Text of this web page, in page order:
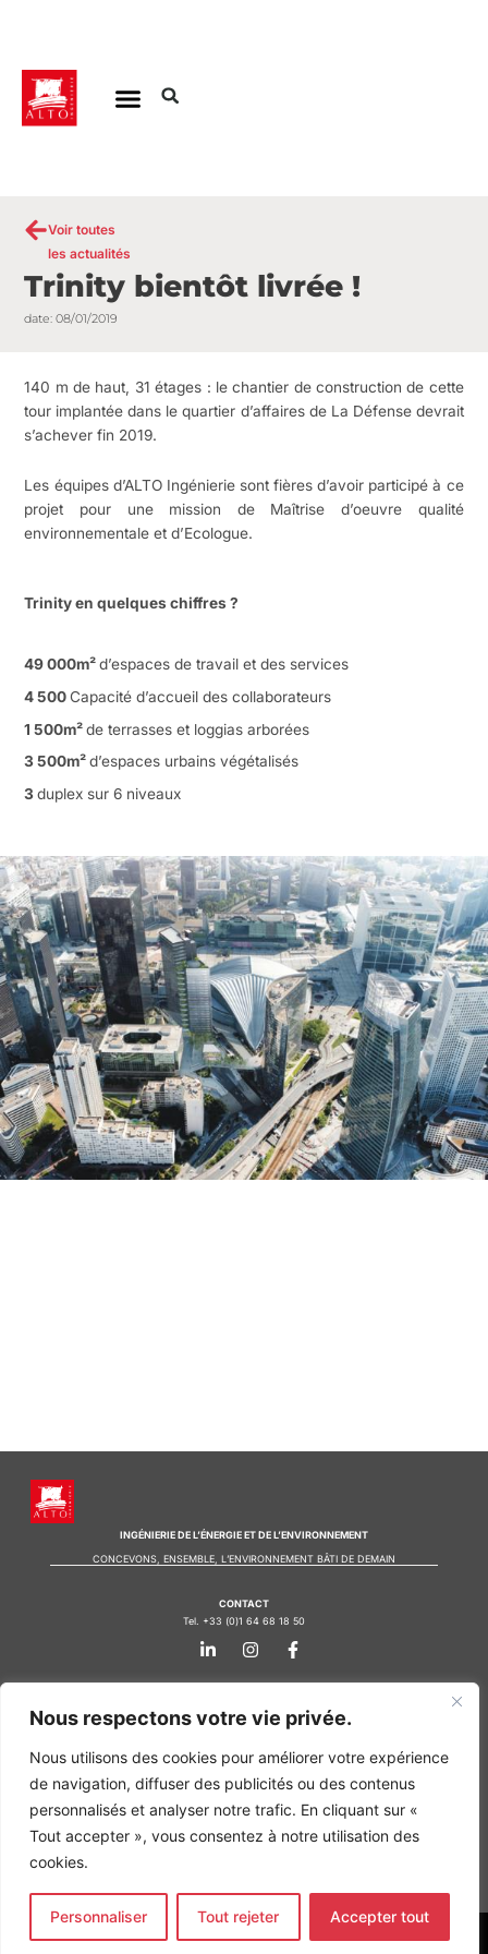
Nous respectons votre vie privée.
Nous utilisons des cookies pour améliorer votre expérience
de navigation, diffuser des publicités ou des contenus
personnalisés et analyser notre trafic. En cliquant sur «
Tout accepter », vous consentez à notre utilisation des
cookies.
Personnaliser Tout rejeter Accepter tout
Voir toutes
les actualités
Trinity bientôt livrée !
date: 08/01/2019
140 m de haut, 31 étages : le chantier de construction de cette
tour implantée dans le quartier d’affaires de La Défense devrait
s’achever fin 2019.
Les équipes d’ALTO Ingénierie sont fières d’avoir participé à ce
projet pour une mission de Maîtrise d’oeuvre qualité
environnementale et d’Ecologue.
Trinity en quelques chiffres ?
49 000m²d’espaces de travail et des services
4 500Capacité d’accueil des collaborateurs
1 500m²de terrasses et loggias arborées
3 500m²d’espaces urbains végétalisés
3duplex sur 6 niveaux
INGÉNIERIE DE L’ÉNERGIE ET DE L’ENVIRONNEMENT
CONCEVONS, ENSEMBLE, L’ENVIRONNEMENT BÂTI DE DEMAIN
CONTACT
Tel. +33 (0)1 64 68 18 50
L
i
e
d
n
-
i
n
I
n
a
g
a
m
F
a
b
o
k
-
Nos agences
Bureau d'études Bordeaux
Bureau d'études Lyon
CONTACT
Tel. +33 (0)1 64 68 18 50
n
k
e
d
s
t
a
g
c
o